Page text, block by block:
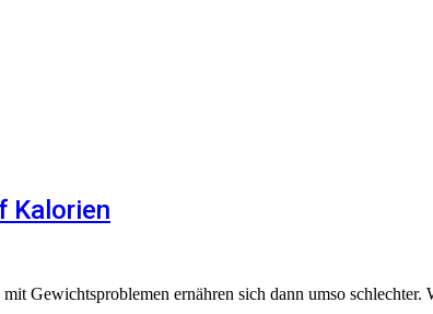
Kalorien
Gewichtsproblemen ernähren sich dann umso